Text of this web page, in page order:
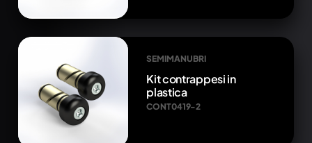
SEMIMANUBRI
Kit contrappesi in
plastica
CONT0419-2